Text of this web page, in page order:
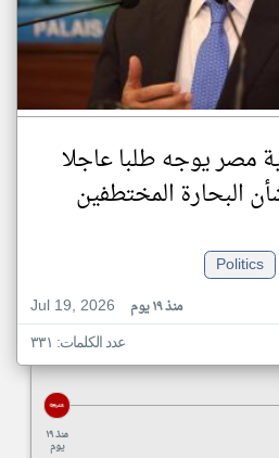
مصر يوجه طلبا عاجلا
البحارة المختطفين
Politics
Jul 19, 2026
منذ ١٩ يوم
عدد الكلمات: ٣٣١
منذ ١٩
يوم